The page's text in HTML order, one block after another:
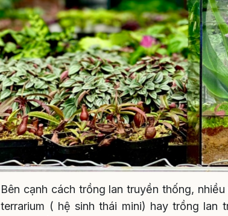
Bên cạnh cách trồng lan truyền thống,
terrarium ( hệ sinh thái mini) hay trồng lan